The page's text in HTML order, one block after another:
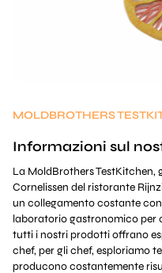
MOLDBROTHERS
Informazioni sul
La MoldBrothers
Cornelissen del ristorante
un collegamento costante
laboratorio gastronomico per
tutti i nostri prodotti offrano
chef, per gli chef, esploriamo
producono costantemente